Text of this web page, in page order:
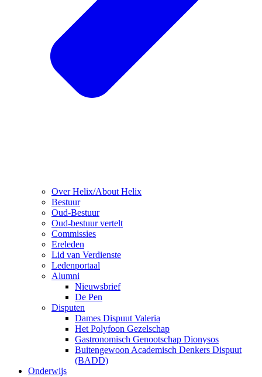
Over Helix/About Helix
Bestuur
Oud-Bestuur
Oud-bestuur vertelt
Commissies
Ereleden
Lid van Verdienste
Ledenportaal
Alumni
Nieuwsbrief
De Pen
Disputen
Dames Dispuut Valeria
Het Polyfoon Gezelschap
Gastronomisch Genootschap Dionysos
Buitengewoon Academisch Denkers Dispuut
(BADD)
Onderwijs